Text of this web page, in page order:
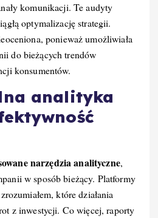
komunikacji. Te audyty
optymalizację strategii.
ponieważ umożliwiała
do bieżących trendów
konsumentów.
analityka
narzędzia analityczne,
w sposób bieżący. Platformy
które działania
z inwestycji. Co więcej, raporty